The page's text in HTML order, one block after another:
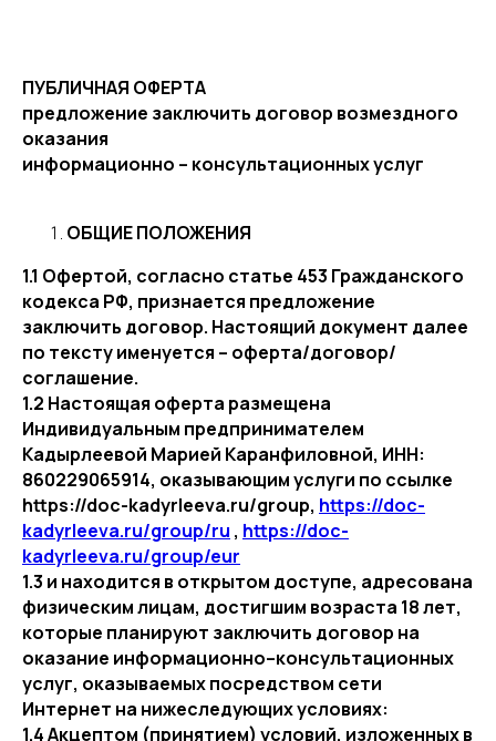
ПУБЛИЧНАЯ ОФЕРТА
предложение заключить договор возмездного
оказания
информационно – консультационных услуг
ОБЩИЕ ПОЛОЖЕНИЯ
1.1 Офертой, согласно статье 453 Гражданского
кодекса РФ, признается предложение
заключить договор. Настоящий документ далее
по тексту именуется – оферта/договор/
соглашение.
1.2 Настоящая оферта размещена
Индивидуальным предпринимателем
Кадырлеевой Марией Каранфиловной, ИНН:
860229065914, оказывающим услуги по ссылке
https://doc-kadyrleeva.ru/group, https://doc-
kadyrleeva.ru/group/ru , https://doc-
kadyrleeva.ru/group/eur
1.3 и находится в открытом доступе, адресована
физическим лицам, достигшим возраста 18 лет,
которые планируют заключить договор на
оказание информационно–консультационных
услуг, оказываемых посредством сети
Интернет на нижеследующих условиях:
1.4 Акцептом (принятием) условий, изложенных в